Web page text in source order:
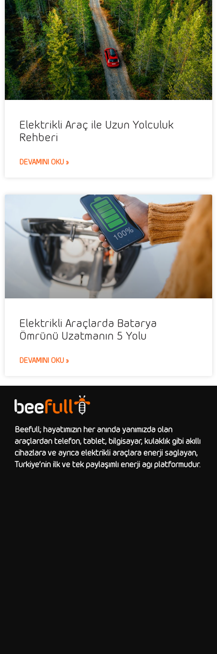
Elektrikli Araç ile Uzun Yolculuk
Rehberi
DEVAMINI OKU »
Elektrikli Araçlarda Batarya
Ömrünü Uzatmanın 5 Yolu
DEVAMINI OKU »
Beefull; hayatımızın her anında yanımızda olan
araçlardan telefon, tablet, bilgisayar, kulaklık gibi akıllı
cihazlara ve ayrıca elektrikli araçlara enerji sağlayan,
Türkiye’nin ilk ve tek paylaşımlı enerji ağı platformudur.